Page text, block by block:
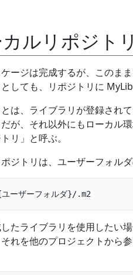
カルリポジト
ージは完成するが、このま
しても、リポジトリに
は、ライブラリが登録され
が、それ以外にもローカル
リ」と呼ぶ。
ジトリは、ユーザーフォル
たライブラリを使用したい
れを他のプロジェクトから